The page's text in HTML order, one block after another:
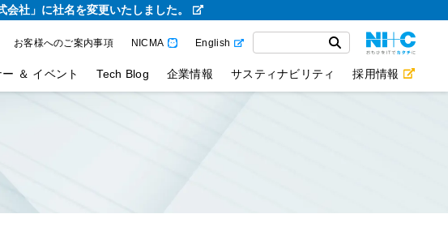
社」に社名を変更いたしました。
お客様へのご案内事項 NICMA English
＆ イベント Tech Blog 企業情報 サスティナビリティ 採用情報